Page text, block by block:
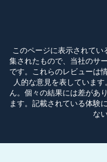
このページに表示されて
集されたもので、当社のサ
です。これらのレビューは
人的な意見を表していま
ん。個々の結果には差があ
ます。記載されている体験
な